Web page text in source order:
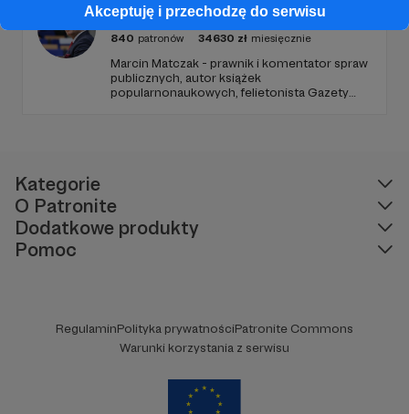
Akceptuję i przechodzę do serwisu
Profesor Matczak
840 patronów 34630 zł miesięcznie
Marcin Matczak - prawnik i komentator spraw
publicznych, autor książek
popularnonaukowych, felietonista Gazety
Kategorie
O Patronite
Dodatkowe produkty
Pomoc
RegulaminPolityka prywatnościPatronite Commons
Warunki korzystania z serwisu